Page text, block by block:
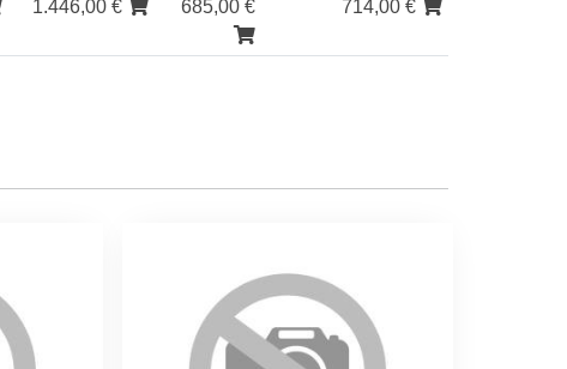
1.446,00 € 685,00 € 714,00 €